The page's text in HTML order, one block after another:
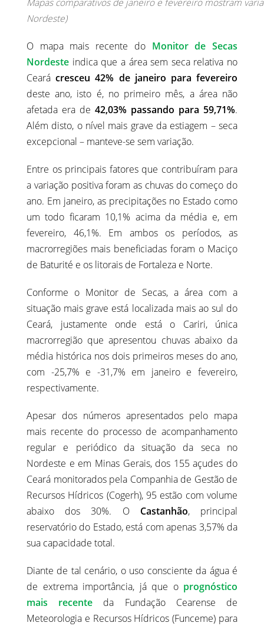
Mapas comparativos de janeiro e fevereiro mostram
Nordeste)
O mapa mais recente do Monitor de Secas
Nordeste indica que a área sem seca relativa no
Cearácresceu 42% de janeiro para fevereiro
deste ano, isto é, no primeiro mês, a área não
afetada era de 42,03% passando para 59,71%.
Além disto, o nível mais grave da estiagem – seca
excepcional – manteve-se sem variação.
Entre os principais fatores que contribuíram para
a variação positiva foram as chuvas do começo do
ano. Em janeiro, as precipitações no Estado como
um todo ficaram 10,1% acima da média e, em
fevereiro, 46,1%. Em ambos os períodos, as
macrorregiões mais beneficiadas foram o Maciço
de Baturité e os litorais de Fortaleza e Norte.
Conforme o Monitor de Secas, a área com a
situação mais grave está localizada mais ao sul do
Ceará, justamente onde está o Cariri, única
macrorregião que apresentou chuvas abaixo da
média histórica nos dois primeiros meses do ano,
com -25,7% e -31,7% em janeiro e fevereiro,
respectivamente.
Apesar dos números apresentados pelo mapa
mais recente do processo de acompanhamento
regular e periódico da situação da seca no
Nordeste e em Minas Gerais, dos 155 açudes do
Ceará monitorados pela Companhia de Gestão de
Recursos Hídricos (Cogerh), 95 estão com volume
abaixo dos 30%. O Castanhão, principal
reservatório do Estado, está com apenas 3,57% da
sua capacidade total.
Diante de tal cenário, o uso consciente da água é
de extrema importância, já que o prognóstico
mais recente da Fundação Cearense de
Meteorologia e Recursos Hídricos (Funceme) para